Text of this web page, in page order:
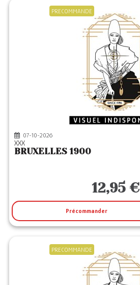
PRECOMMANDE
07-10-2026
XXX
BRUXELLES 1900
12,95 €
Précommander
PRECOMMANDE